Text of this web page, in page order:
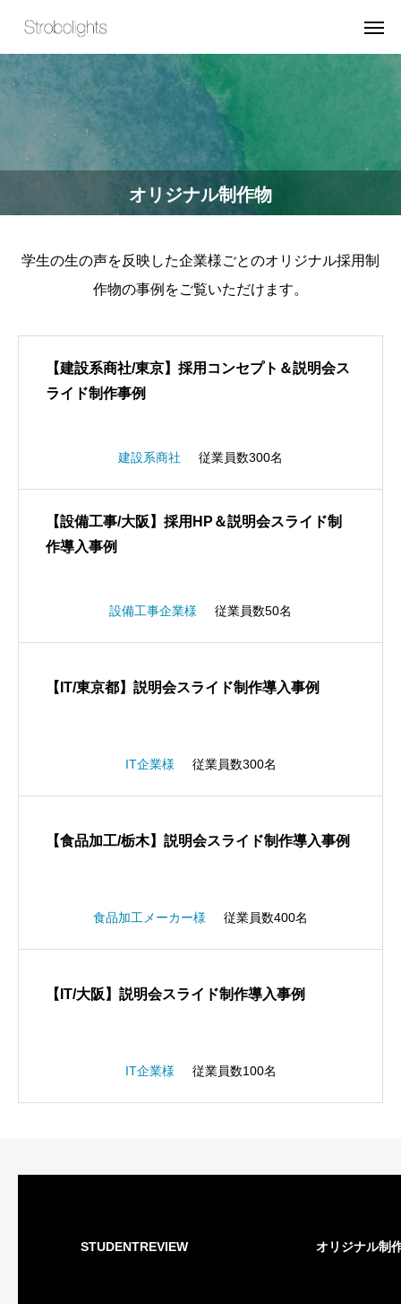
オリジナル制作物
学生の生の声を反映した企業様ごとのオリジナル採用制
作物の事例をご覧いただけます。
【建設系商社/東京】採用コンセプト＆説明会ス
ライド制作事例
建設系商社 従業員数300名
【設備工事/大阪】採用HP＆説明会スライド制
作導入事例
設備工事企業様 従業員数50名
【IT/東京都】説明会スライド制作導入事例
IT企業様 従業員数300名
【食品加工/栃木】説明会スライド制作導入事例
食品加工メーカー様 従業員数400名
【IT/大阪】説明会スライド制作導入事例
IT企業様 従業員数100名
STUDENTREVIEW オリジナル制